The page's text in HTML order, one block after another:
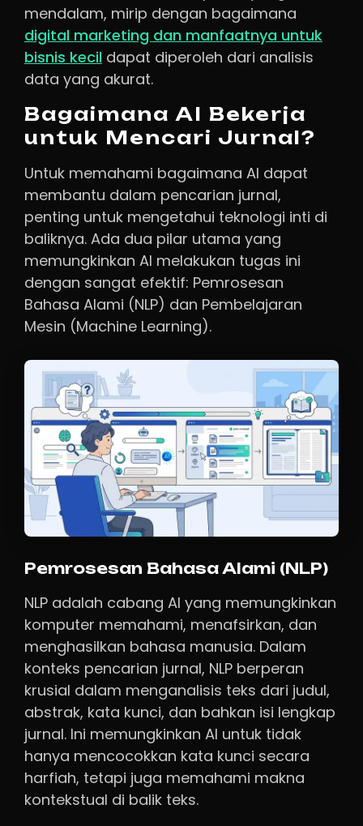
mendalam, mirip dengan bagaimana
digital marketing dan manfaatnya untuk
bisnis kecil dapat diperoleh dari analisis
data yang akurat.
Bagaimana AI Bekerja
untuk Mencari Jurnal?
Untuk memahami bagaimana AI dapat
membantu dalam pencarian jurnal,
penting untuk mengetahui teknologi inti di
baliknya. Ada dua pilar utama yang
memungkinkan AI melakukan tugas ini
dengan sangat efektif: Pemrosesan
Bahasa Alami (NLP) dan Pembelajaran
Mesin (Machine Learning).
Pemrosesan Bahasa Alami (NLP)
NLP adalah cabang AI yang memungkinkan
komputer memahami, menafsirkan, dan
menghasilkan bahasa manusia. Dalam
konteks pencarian jurnal, NLP berperan
krusial dalam menganalisis teks dari judul,
abstrak, kata kunci, dan bahkan isi lengkap
jurnal. Ini memungkinkan AI untuk tidak
hanya mencocokkan kata kunci secara
harfiah, tetapi juga memahami makna
kontekstual di balik teks.